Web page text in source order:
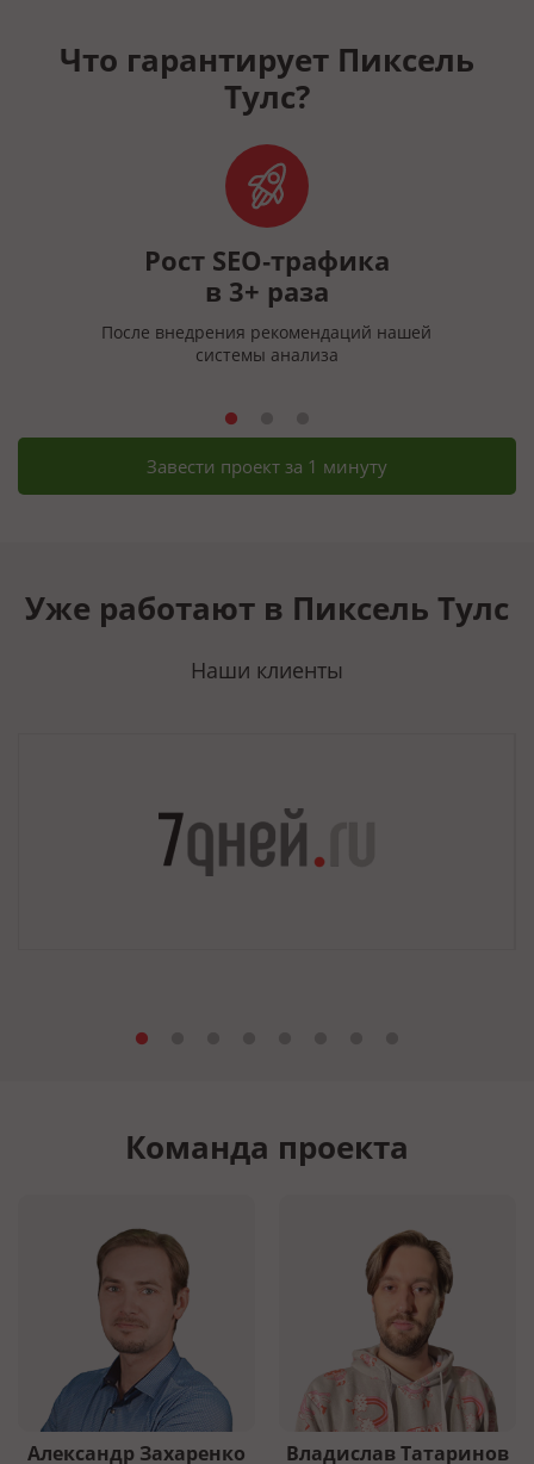
Что гарантирует Пиксель
Тулс?
Рост SEO‑трафика
в 3+ раза
После внедрения рекомендаций нашей
системы анализа
Завести проект за 1 минуту
Уже работают в Пиксель Тулс
Наши клиенты
Команда проекта
Александр Захаренко Владислав Татаринов